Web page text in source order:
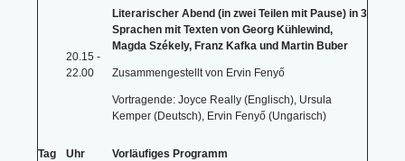
20.15 -
22.00
Literarischer Abend (in zwei Teilen mit Pause) in 3
Sprachen mit Texten von Georg Kühlewind,
Magda Székely, Franz Kafka und Martin Buber
Zusammengestellt von Ervin Fenyő
Vortragende: Joyce Really (Englisch), Ursula
Kemper (Deutsch), Ervin Fenyő (Ungarisch)
Tag Uhr Vorläufiges Programm